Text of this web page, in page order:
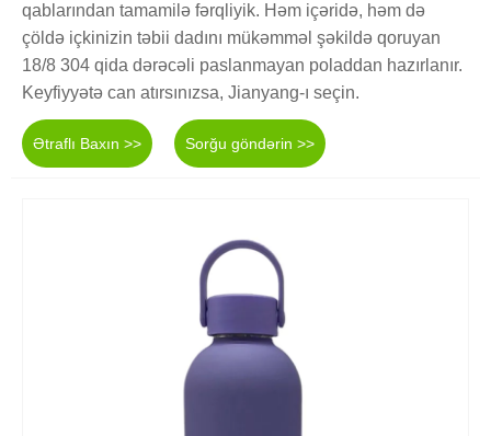
qablarından tamamilə fərqliyik. Həm içəridə, həm də
çöldə içkinizin təbii dadını mükəmməl şəkildə qoruyan
18/8 304 qida dərəcəli paslanmayan poladdan hazırlanır.
Keyfiyyətə can atırsınızsa, Jianyang-ı seçin.
Ətraflı Baxın >> Sorğu göndərin >>